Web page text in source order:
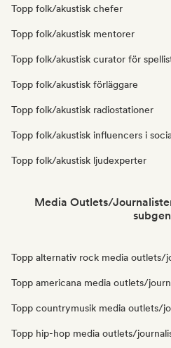
Topp folk/akustisk chefer
Topp folk/akustisk mentorer
Topp folk/akustisk curator för
Topp folk/akustisk förläggare
Topp folk/akustisk radiostationer
Topp folk/akustisk influencers i
Topp folk/akustisk ljudexperter
Media Outlets/
Topp alternativ rock media outlets/
Topp americana media outlets/
Topp countrymusik media outlets/
Topp hip-hop media outlets/